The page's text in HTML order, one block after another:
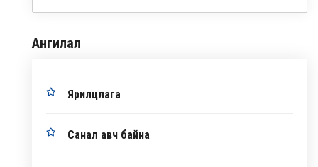
Ангилал
Ярилцлага
Санал авч байна